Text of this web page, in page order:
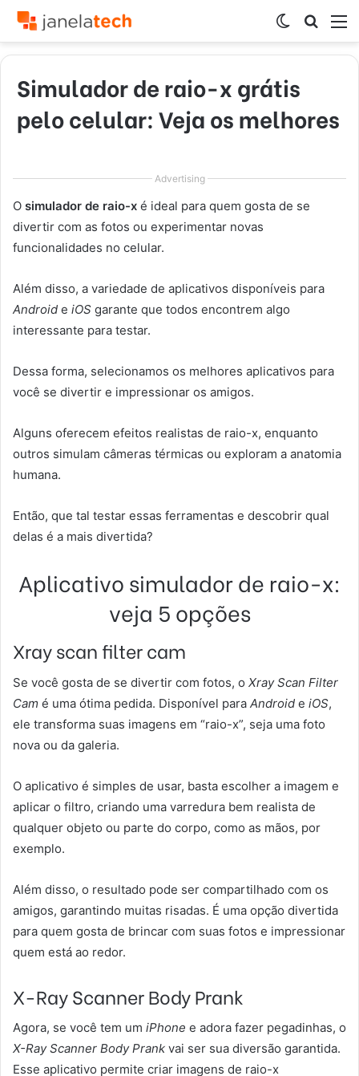
por
Switch
skin
Simulador de raio-x grátis
pelo celular: Veja os melhores
Advertising
O simulador de raio-x é ideal para quem gosta de se
divertir com as fotos ou experimentar novas
funcionalidades no celular.
Além disso, a variedade de aplicativos disponíveis para
Android e iOS garante que todos encontrem algo
interessante para testar.
Dessa forma, selecionamos os melhores aplicativos para
você se divertir e impressionar os amigos.
Alguns oferecem efeitos realistas de raio-x, enquanto
outros simulam câmeras térmicas ou exploram a anatomia
humana.
Então, que tal testar essas ferramentas e descobrir qual
delas é a mais divertida?
Aplicativo simulador de raio-x:
veja 5 opções
Xray scan filter cam
Se você gosta de se divertir com fotos, o Xray Scan Filter
Cam é uma ótima pedida. Disponível para Android e iOS,
ele transforma suas imagens em “raio-x”, seja uma foto
nova ou da galeria.
O aplicativo é simples de usar, basta escolher a imagem e
aplicar o filtro, criando uma varredura bem realista de
qualquer objeto ou parte do corpo, como as mãos, por
exemplo.
Além disso, o resultado pode ser compartilhado com os
amigos, garantindo muitas risadas. É uma opção divertida
para quem gosta de brincar com suas fotos e impressionar
quem está ao redor.
X-Ray Scanner Body Prank
Agora, se você tem um iPhone e adora fazer pegadinhas, o
X-Ray Scanner Body Prank vai ser sua diversão garantida.
Esse aplicativo permite criar imagens de raio-x